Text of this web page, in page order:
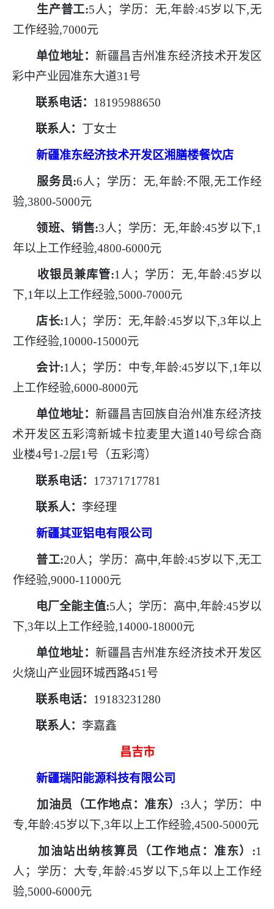
生产普工:5人；学历：无,年龄:45岁以下,无
工作经验,7000元
单位地址：新疆昌吉州准东经济技术开发区
彩中产业园准东大道31号
联系电话： 18195988650
联系人： 丁女士
新疆准东经济技术开发区湘膳楼餐饮店
服务员:6人；学历：无,年龄:不限,无工作经
验,3800-5000元
领班、销售:3人；学历：无,年龄:45岁以下,1
年以上工作经验,4800-6000元
收银员兼库管:1人；学历：无,年龄:45岁以
下,1年以上工作经验,5000-7000元
店长:1人；学历：无,年龄:45岁以下,3年以上
工作经验,10000-15000元
会计:1人；学历：中专,年龄:45岁以下,1年以
上工作经验,6000-8000元
单位地址：新疆昌吉回族自治州准东经济技
术开发区五彩湾新城卡拉麦里大道140号综合商
业楼4号1-2层1号（五彩湾）
联系电话： 17371717781
联系人： 李经理
新疆其亚铝电有限公司
普工:20人；学历：高中,年龄:45岁以下,无工
作经验,9000-11000元
电厂全能主值:5人；学历：高中,年龄:45岁以
下,3年以上工作经验,14000-18000元
单位地址：新疆昌吉州准东经济技术开发区
火烧山产业园环城西路451号
联系电话： 19183231280
联系人： 李嘉鑫
昌吉市
新疆瑞阳能源科技有限公司
加油员（工作地点：准东） :3人；学历：中
专,年龄:45岁以下,3年以上工作经验,4500-5000元
加油站出纳核算员（工作地点：准东） :1
人；学历：大专,年龄:45岁以下,5年以上工作经
验,5000-6000元